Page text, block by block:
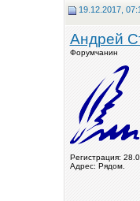
19.12.2017,
Андрей
Форумчанин
Регистрация:
Адрес: Рядом.